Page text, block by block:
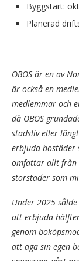
Byggstart:
Planerad
OBOS är en av
är också en
medlemmar och
då OBOS
stadsliv eller
erbjuda bostäder
omfattar allt från
storstäder som
Under 2025
att erbjuda
genom
att äga sin egen